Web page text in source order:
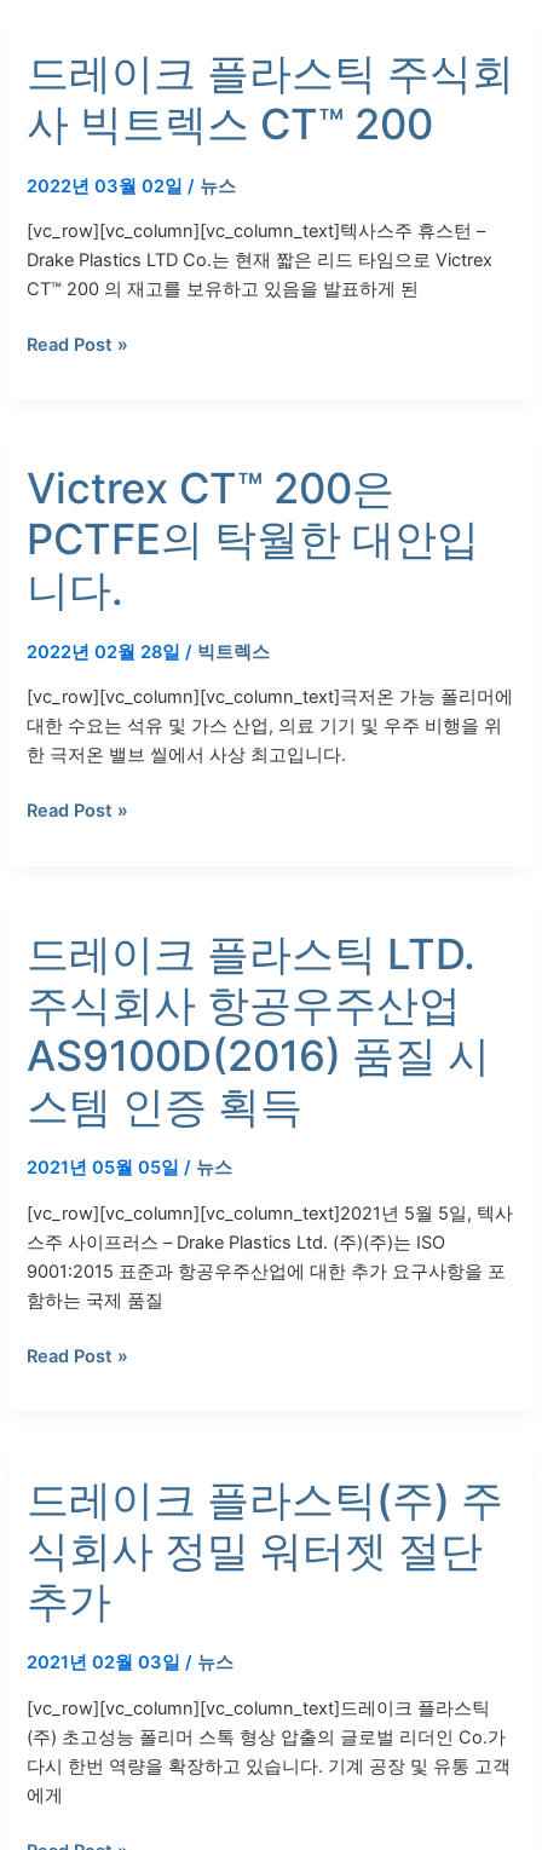
야
에
서
서
횡
단
동
을
드레이크 플라스틱 주식회
사 빅트렉스 CT™ 200
2022년 03월 02일/ 뉴스
[vc_row][vc_column][vc_column_text]텍사스주 휴스턴 –
Drake Plastics LTD Co.는 현재 짧은 리드 타임으로 Victrex
CT™ 200 의 재고를 보유하고 있음을 발표하게 된
레
이
크
라
틱
주
식
사
스
CT™
200
Read Post »
Victrex CT™ 200은
PCTFE의 탁월한 대안입
니다.
2022년 02월 28일/ 빅트렉스
[vc_row][vc_column][vc_column_text]극저온 가능 폴리머에
대한 수요는 석유 및 가스 산업, 의료 기기 및 우주 비행을 위
한 극저온 밸브 씰에서 사상 최고입니다.
CT™
200
은
의
월
대
안
입
Read Post »
드레이크 플라스틱 LTD.
주식회사 항공우주산업
AS9100D(2016) 품질 시
스템 인증 획득
2021년 05월 05일/ 뉴스
[vc_row][vc_column][vc_column_text]2021년 5월 5일, 텍사
스주 사이프러스 – Drake Plastics Ltd. (주)(주)는 ISO
9001:2015 표준과 항공우주산업에 대한 추가 요구사항을 포
함하는 국제 품질
레
이
크
라
틱
주
식
회
사
항
우
품
시
스
템
증
획
득
Read Post »
드레이크 플라스틱(주) 주
식회사 정밀 워터젯 절단
추가
2021년 02월 03일/ 뉴스
[vc_row][vc_column][vc_column_text]드레이크 플라스틱
(주) 초고성능 폴리머 스톡 형상 압출의 글로벌 리더인 Co.가
다시 한번 역량을 확장하고 있습니다. 기계 공장 및 유통 고객
에게
레
이
크
라
틱
주
식
회
사